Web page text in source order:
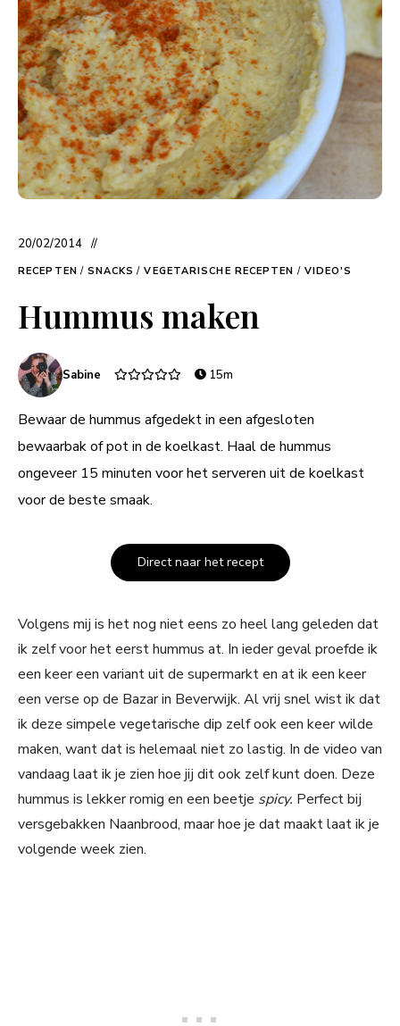
20/02/2014
RECEPTEN / SNACKS / VEGETARISCHE RECEPTEN / VIDEO'S
Hummus maken
Sabine 15m
Bewaar de hummus afgedekt in een afgesloten
bewaarbak of pot in de koelkast. Haal de hummus
ongeveer 15 minuten voor het serveren uit de koelkast
voor de beste smaak.
Direct naar het recept
Volgens mij is het nog niet eens zo heel lang geleden dat
ik zelf voor het eerst hummus at. In ieder geval proefde ik
een keer een variant uit de supermarkt en at ik een keer
een verse op de Bazar in Beverwijk. Al vrij snel wist ik dat
ik deze simpele vegetarische dip zelf ook een keer wilde
maken, want dat is helemaal niet zo lastig. In de video van
vandaag laat ik je zien hoe jij dit ook zelf kunt doen. Deze
hummus is lekker romig en een beetje spicy. Perfect bij
versgebakken Naanbrood, maar hoe je dat maakt laat ik je
volgende week zien.